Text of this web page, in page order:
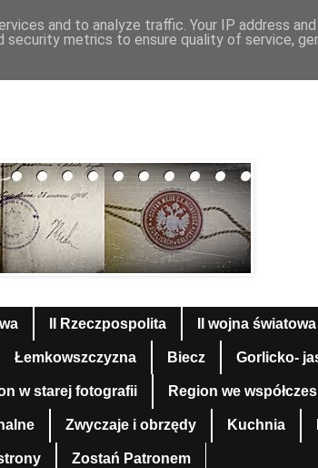
II Rzeczpospolita II wojna światowa
Łemkowszczyzna Biecz Gorlicko-
w starej fotografii Region we
Zwyczaje i obrzędy Kuchnia
Zostań Patronem
and to analyze traffic. Your IP address
security metrics to ensure quality of service,